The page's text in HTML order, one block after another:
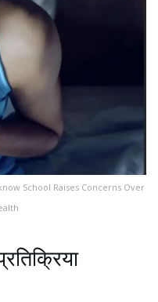
School Raises Concerns Over